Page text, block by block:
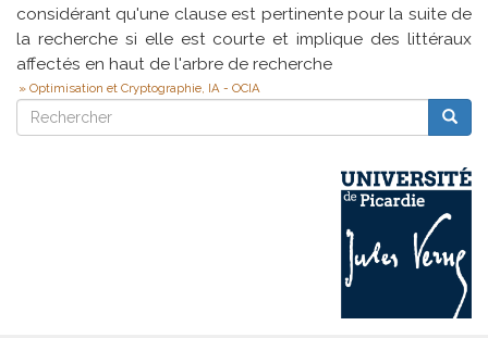
considérant qu'une clause est pertinente pour la suite de
la recherche si elle est courte et implique des littéraux
affectés en haut de l'arbre de recherche
Optimisation et Cryptographie, IA - OCIA
Rechercher
Rechercher